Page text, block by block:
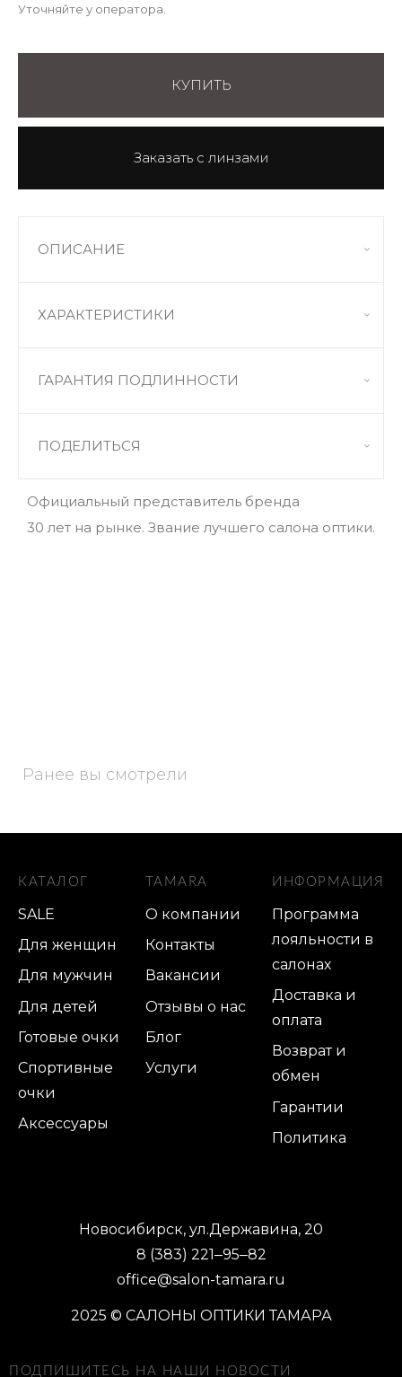
Уточняйте у оператора.
КУПИТЬ
ОПИСАНИЕ
ХАРАКТЕРИСТИКИ
ГАРАНТИЯ ПОДЛИННОСТИ
ПОДЕЛИТЬСЯ
Официальный представитель бренда
30 лет на рынке. Звание лучшего салона оптики.
Ранее вы смотрели
КАТАЛОГ
SALE
Для женщин
Для мужчин
Для детей
Готовые очки
Спортивные
очки
Аксессуары
TAMARA
О компании
Контакты
Вакансии
Отзывы о нас
Блог
Услуги
ИНФОРМАЦИЯ
Программа
лояльности в
салонах
Доставка и
оплата
Возврат и
обмен
Гарантии
Политика
Новосибирск, ул.Державина, 20
8 (383) 221‒95‒82
office@salon-tamara.ru
2025 © САЛОНЫ ОПТИКИ ТАМАРА
ПОДПИШИТЕСЬ НА НАШИ НОВОСТИ